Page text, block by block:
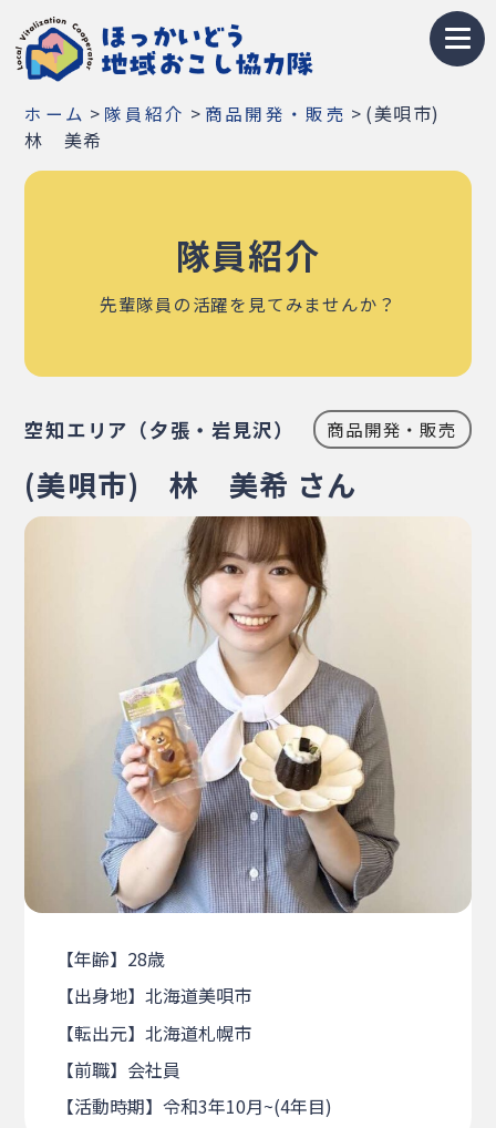
トップページ
地域おこし協力隊とは
イベント・研修会
・相談窓口
・お問合せ・リンク集
・プライバシーポリシー
・サイトマップ
ホーム > 隊員紹介 > 商品開発・販売 > (美唄市)
林 美希
隊員紹介
先輩隊員の活躍を見てみませんか？
空知エリア（夕張・岩見沢） 商品開発・販売
(美唄市) 林 美希 さん
【年齢】28歳
【出身地】北海道美唄市
【転出元】北海道札幌市
【前職】会社員
【活動時期】令和3年10月~(4年目)